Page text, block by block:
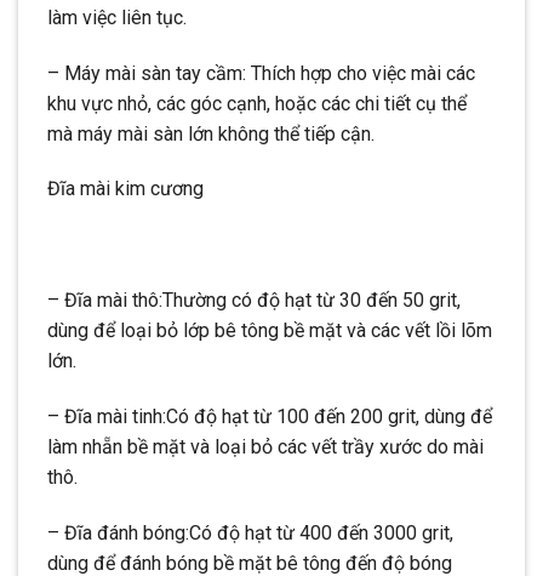
làm việc liên tục.
– Máy mài sàn tay cầm: Thích hợp cho việc mài các
khu vực nhỏ, các góc cạnh, hoặc các chi tiết cụ thể
mà máy mài sàn lớn không thể tiếp cận.
Đĩa mài kim cương
– Đĩa mài thô:Thường có độ hạt từ 30 đến 50 grit,
dùng để loại bỏ lớp bê tông bề mặt và các vết lồi lõm
lớn.
– Đĩa mài tinh:Có độ hạt từ 100 đến 200 grit, dùng để
làm nhẵn bề mặt và loại bỏ các vết trầy xước do mài
thô.
– Đĩa đánh bóng:Có độ hạt từ 400 đến 3000 grit,
dùng để đánh bóng bề mặt bê tông đến độ bóng